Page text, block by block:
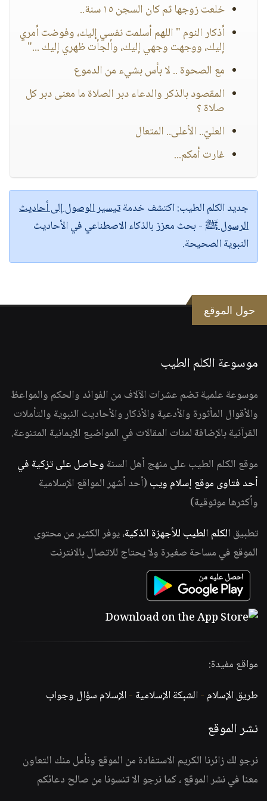
خلعت زوجها ثم كان السجن ١٥ سنة..
أذكار النوم " اللهم أسلمت نفسي إليك، وفوضت أمري
إليك، ووجهت وجهي إليك، وألجأت ظهري إليك ..."
مع الصحوة .. لا بأس بشيء من الدموع
المقصود بالذكر والدعاء دبر الصلاة ما معنى دبر كل
صلاة ؟
العليّ.. الأعلى.. المتعال
غارت أمكم...
جديد الكلم الطيب:اكتشف خدمةتيسير الوصول إلى أحاديث
الرسول ﷺ - بحث معزز بالذكاء الاصطناعي في الأحاديث
النبوية الصحيحة.
حول الموقع
موسوعة الكلم الطيب
موسوعة علمية تضم عشرات الآلاف من الفوائد والحكم والمواعظ
والأقوال المأثورة والأدعية والأذكار والأحاديث النبوية والتأملات
القرآنية بالإضافة لمئات المقالات في المواضيع الإيمانية المتنوعة.
موقع الكلم الطيب على منهج أهل السنة وحاصل على تزكية في
أحد فتاوى موقع إسلام ويب (أحد أشهر المواقع الإسلامية
وأكثرها موثوقية)
تطبيق الكلم الطيب للأجهزة الذكية، يوفر الكثير من محتوى
الموقع في مساحة صغيرة ولا يحتاج للاتصال بالانترنت
مواقع مفيدة:
طريق الإسلام -الشبكة الإسلامية -الإسلام سؤال وجواب
نشر الموقع
نرجو لك زائرنا الكريم الاستفادة من الموقع ونأمل منك التعاون
معنا في نشر الموقع ، كما نرجو الا تنسونا من صالح دعائكم